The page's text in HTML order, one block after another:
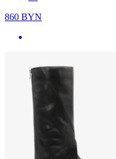
860 BYN